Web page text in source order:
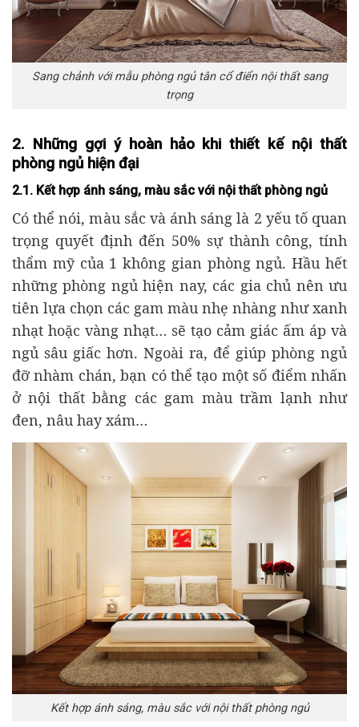
Sang chảnh với mẫu phòng ngủ tân cổ điển nội thất sang
trọng
2. Những gợi ý hoàn hảo khi thiết kế nội thất
phòng ngủ hiện đại
2.1. Kết hợp ánh sáng, màu sắc với nội thất phòng ngủ
Có thể nói, màu sắc và ánh sáng là 2 yếu tố quan
trọng quyết định đến 50% sự thành công, tính
thẩm mỹ của 1 không gian phòng ngủ. Hầu hết
những phòng ngủ hiện nay, các gia chủ nên ưu
tiên lựa chọn các gam màu nhẹ nhàng như xanh
nhạt hoặc vàng nhạt… sẽ tạo cảm giác ấm áp và
ngủ sâu giấc hơn. Ngoài ra, để giúp phòng ngủ
đỡ nhàm chán, bạn có thể tạo một số điểm nhấn
ở nội thất bằng các gam màu trầm lạnh như
đen, nâu hay xám…
Kết hợp ánh sáng, màu sắc với nội thất phòng ngủ